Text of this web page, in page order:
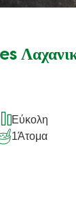
Εύκολη
1Άτομα